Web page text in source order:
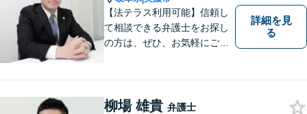
【法テラス利用可能】信頼し
て相談できる弁護士をお探し
の方は、ぜひ、お気軽にご連
詳細を見
る
柳場 雄貴 弁護士